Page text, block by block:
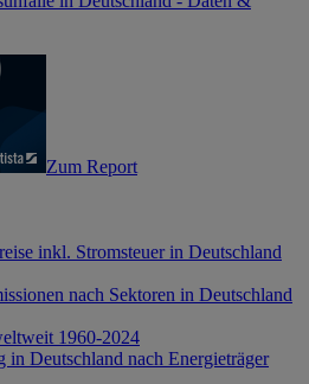
Zum Report
inkl. Stromsteuer in Deutschland
nach Sektoren in Deutschland
1960-2024
in Deutschland nach Energieträger